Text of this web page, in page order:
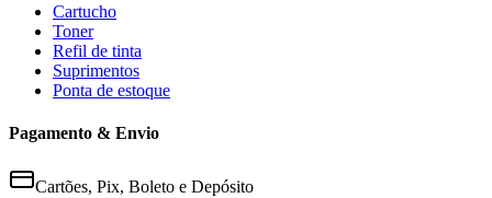
Cartucho
Toner
Refil de tinta
Suprimentos
Ponta de estoque
Pagamento & Envio
Cartões, Pix, Boleto e Depósito